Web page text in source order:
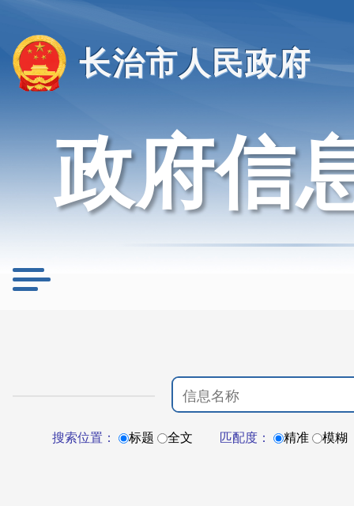
长治市人民政府
政府信
搜索位置： 标题 全文 匹配度： 精准 模糊